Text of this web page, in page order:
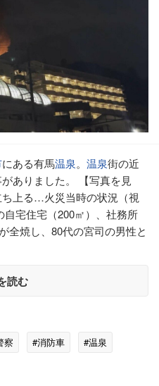
にある有馬温泉。 温泉街の近
ありました。 【写真を見
上る…火災当時の状況（視
宅住宅（200㎡）、社務所
全焼し、80代の宮司の男性と
読む
察 #消防車
#温泉